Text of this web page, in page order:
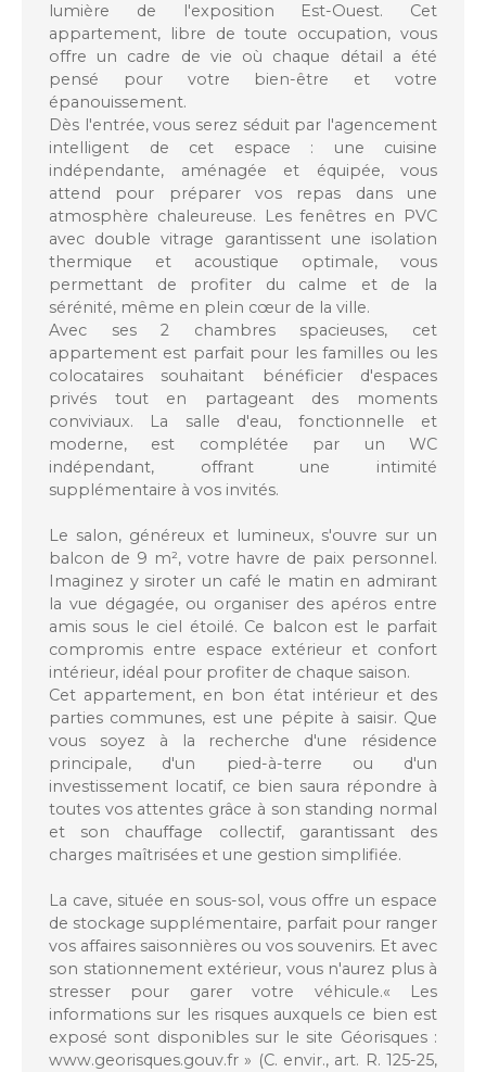
lumière de l'exposition Est-Ouest. Cet
appartement, libre de toute occupation, vous
offre un cadre de vie où chaque détail a été
pensé pour votre bien-être et votre
épanouissement.
Dès l'entrée, vous serez séduit par l'agencement
intelligent de cet espace : une cuisine
indépendante, aménagée et équipée, vous
attend pour préparer vos repas dans une
atmosphère chaleureuse. Lesfenêtres en PVC
avec double vitrage garantissent une isolation
thermique et acoustique optimale, vous
permettant de profiter du calme et de la
sérénité, même en plein cœur de la ville.
Avec ses2 chambres spacieuses, cet
appartement est parfait pour les familles ou les
colocataires souhaitant bénéficier d'espaces
privés tout en partageant des moments
conviviaux. La salle d'eau, fonctionnelle et
moderne, est complétée par un WC
indépendant, offrant une intimité
supplémentaire à vos invités.
Le salon, généreux et lumineux, s'ouvre sur un
balcon de 9 m², votre havre de paix personnel.
Imaginez y siroter un café le matin en admirant
la vue dégagée, ou organiser des apéros entre
amis sous le ciel étoilé. Ce balcon est le parfait
compromis entre espace extérieur et confort
intérieur, idéal pour profiter de chaque saison.
Cet appartement, en bon état intérieur et des
parties communes, est une pépite à saisir. Que
vous soyez à la recherche d'une résidence
principale, d'un pied-à-terre ou d'un
investissement locatif, ce bien saura répondre à
toutes vos attentes grâce à son standing normal
et son chauffage collectif, garantissant des
charges maîtrisées et une gestion simplifiée.
La cave, située en sous-sol, vous offre un espace
de stockage supplémentaire, parfait pour ranger
vos affaires saisonnières ou vos souvenirs. Et avec
son stationnement extérieur, vous n'aurez plus à
stresser pour garer votre véhicule.« Les
informations sur les risques auxquels ce bien est
exposé sont disponibles sur le site Géorisques :
www.georisques.gouv.fr » (C. envir., art. R. 125-25,